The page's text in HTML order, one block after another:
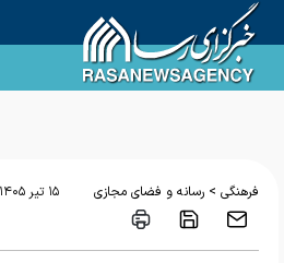
فرهنگی > رسانه و فضای مجازی ۱۵ تير ۱۴۰۵ - ۱۳:۰۲